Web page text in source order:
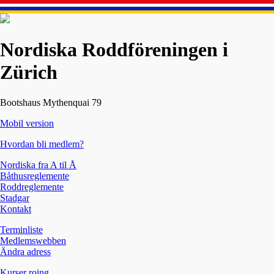
Nordiska Roddföreningen i
Zürich
Bootshaus Mythenquai 79
Mobil version
Hvordan bli medlem?
Nordiska fra A til Å
Båthusreglemente
Roddreglemente
Stadgar
Kontakt
Terminliste
Medlemswebben
Ändra adress